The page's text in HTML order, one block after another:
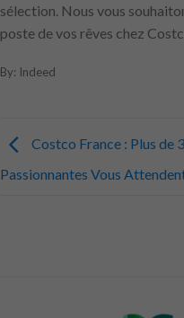
sélection. Nous vous
poste de vos rêves chez
By: Indeed
Costco France : Plus de
Passionnantes Vous